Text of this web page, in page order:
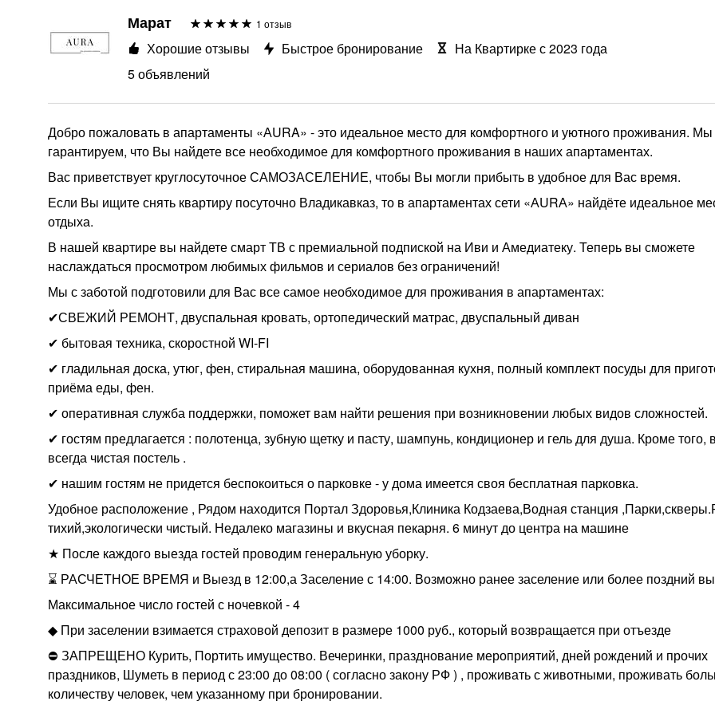
Марат 1 отзыв
5 объявлений
Хорошие отзывы Быстрое бронирование На Квартирке с 2023 года
Добро пожаловать в апартаменты «АURA» - это идеальное место для комфортного и уютного проживания. Мы
гарантируем, что Вы найдете все необходимое для комфортного проживания в наших апартаментах.
Вас приветствует круглосуточное САМОЗАСЕЛЕНИЕ, чтобы Вы могли прибыть в удобное для Вас время.
Если Вы ищите снять квартиру посуточно Владикавказ, то в апартаментах сети «АURА» найдёте идеальное
отдыха.
В нашей квартире вы найдете смарт ТВ с премиальной подпиской на Иви и Амедиатеку. Теперь вы сможете
наслаждаться просмотром любимых фильмов и сериалов без ограничений!
Мы с заботой подготовили для Вас все самое необходимое для проживания в апартаментах:
✔СВЕЖИЙ РЕМОНТ, двуспальная кровать, ортопедический матрас, двуспальный диван
✔ бытовая техника, скоростной WI-FI
✔ гладильная доска, утюг, фен, стиральная машина, оборудованная кухня, полный комплект посуды для
приёма еды, фен.
✔ оперативная служба поддержки, поможет вам найти решения при возникновении любых видов сложностей.
✔ гостям предлагается : полотенца, зубную щетку и пасту, шампунь, кондиционер и гель для душа. Кроме того,
всегда чистая постель .
✔ нашим гостям не придется беспокоиться о парковке - у дома имеется своя бесплатная парковка.
Удобное расположение , Рядом находится Портал Здоровья,Клиника Кодзаева,Водная станция
тихий,экологически чистый. Недалеко магазины и вкусная пекарня. 6 минут до центра на машине
★ После каждого выезда гостей проводим генеральную уборку.
⌛ РАСЧЕТНОЕ ВРЕМЯ и Выезд в 12:00,а Заселение с 14:00. Возможно ранее заселение или более поздний
Максимальное число гостей с ночевкой - 4
◆ При заселении взимается страховой депозит в размере 1000 руб., который возвращается при отъезде
⛔ ЗАПРЕЩЕНО Курить, Портить имущество. Вечеринки, празднование мероприятий, дней рождений и прочих
праздников, Шуметь в период с 23:00 до 08:00 ( согласно закону РФ ) , проживать с животными, проживать
количеству человек, чем указанному при бронировании.